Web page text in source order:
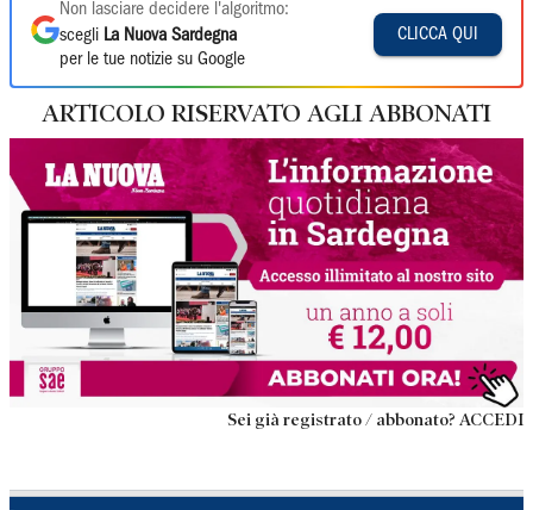
Non lasciare decidere l'algoritmo:
scegli La Nuova Sardegna
per le tue notizie su Google
CLICCA QUI
ARTICOLO RISERVATO AGLI ABBONATI
Sei già registrato / abbonato? ACCEDI